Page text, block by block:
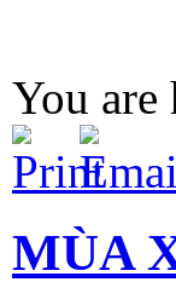
You are
MÙA